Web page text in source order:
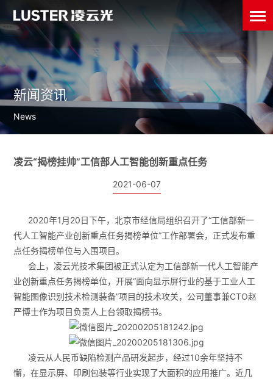
新闻资讯
News
凌云“揭榜挂帅”工信部人工智能创新重点任务
2021-06-07
2020年1月20日下午，北京市经信局组织召开了“工信部新一
代人工智能产业创新重点任务揭榜单位”工作部署会，正式发布重
点任务揭榜单位与入围项目。
会上，凌云光技术集团被正式认定为工信部新一代人工智能产
业创新重点任务揭榜单位，开展“面向显示屏行业的基于工业人工
智能图像识别技术检测装备”项目的技术攻关，公司董事兼CTO赵
严博士作为项目负责人上台领取揭榜书。
凌云从人民币缺陷检测产品研发起步，经过10余年坚持不
懈，在显示屏、印刷包装等行业实现了大面积的应用推广。近几